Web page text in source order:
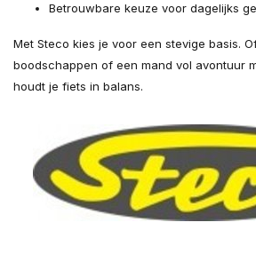
Betrouwbare keuze voor dagelijks
Met Steco kies je voor een stevige basis.
boodschappen of een mand vol avontuur
houdt je fiets in balans.